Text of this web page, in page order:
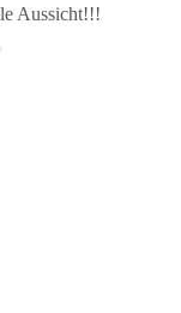
Aussicht!!!